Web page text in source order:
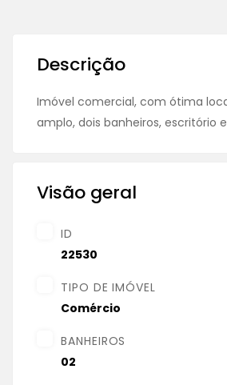
Descrição
Imóvel comercial, com ótima
amplo, dois banheiros, escritório
Visão geral
ID
22530
TIPO DE IMÓVEL
Comércio
BANHEIROS
02